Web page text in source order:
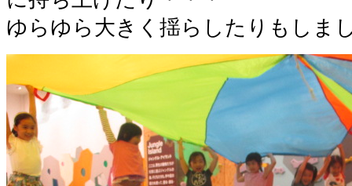
ゆらゆら大きく揺らしたりもしま